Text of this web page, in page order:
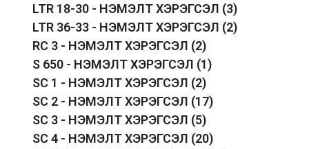
LTR 18-30 - НЭМЭЛТ ХЭРЭГСЭЛ (3)
LTR 36-33 - НЭМЭЛТ ХЭРЭГСЭЛ (2)
RC 3 - НЭМЭЛТ ХЭРЭГСЭЛ (2)
S 650 - НЭМЭЛТ ХЭРЭГСЭЛ (1)
SC 1 - НЭМЭЛТ ХЭРЭГСЭЛ (2)
SC 2 - НЭМЭЛТ ХЭРЭГСЭЛ (17)
SC 3 - НЭМЭЛТ ХЭРЭГСЭЛ (5)
SC 4 - НЭМЭЛТ ХЭРЭГСЭЛ (20)